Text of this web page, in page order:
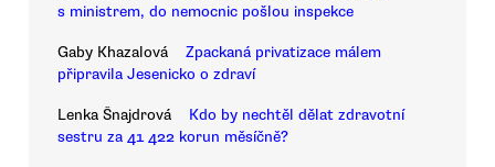
s ministrem, do nemocnic pošlou inspekce
Gaby Khazalová
Zpackaná privatizace málem
připravila Jesenicko o zdraví
Lenka Šnajdrová
Kdo by nechtěl dělat zdravotní
sestru za 41 422 korun měsíčně?